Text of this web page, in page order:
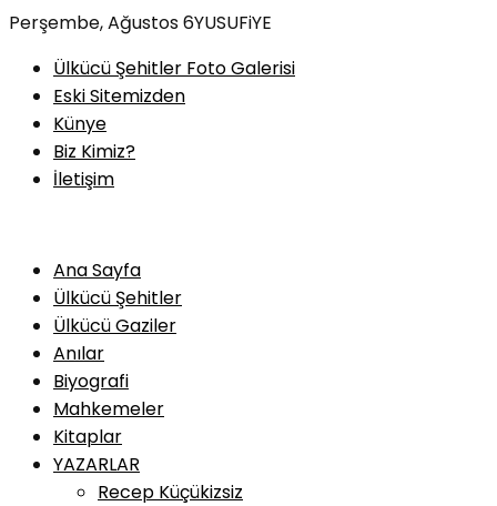
Skip
content
Perşembe, Ağustos 6YUSUFiYE
Ülkücü Şehitler Foto Galerisi
Eski Sitemizden
Künye
Biz Kimiz?
İletişim
Ana Sayfa
Ülkücü Şehitler
Ülkücü Gaziler
Anılar
Biyografi
Mahkemeler
Kitaplar
YAZARLAR
Recep Küçükizsiz